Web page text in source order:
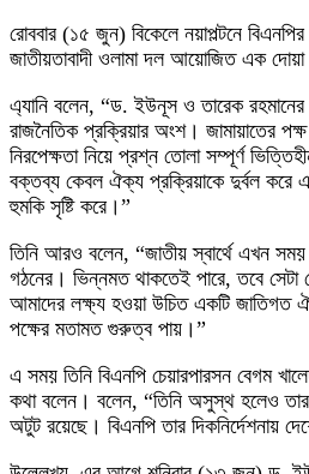
রোববার (১৫ জুন) বিকেলে নয়াপল্টনে বিএনপির
জাতীয়তাবাদী ওলামা দল আয়োজিত এক
এ্যানি বলেন, “ড. ইউনূস ও তারেক
রাজনৈতিক প্রক্রিয়ার অংশ। জামায়াতের
নিরপেক্ষতা নিয়ে প্রশ্ন তোলা সম্পূর্ণ
বক্তব্য কেবল ঐক্য প্রক্রিয়াকে দুর্বল করে
হুমকি সৃষ্টি করে।”
তিনি আরও বলেন, “জাতীয় স্বার্থে এখন
গঠনের। ভিন্নমত থাকতেই পারে, তবে সেটা
আমাদের লক্ষ্য হওয়া উচিত একটি জাতিগত
পক্ষের মতামত গুরুত্ব পায়।”
এ সময় তিনি বিএনপি চেয়ারপারসন বেগম
কথা বলেন। বলেন, “তিনি অসুস্থ হলেও
অটুট রয়েছে। বিএনপি তার দিকনির্দেশনায়